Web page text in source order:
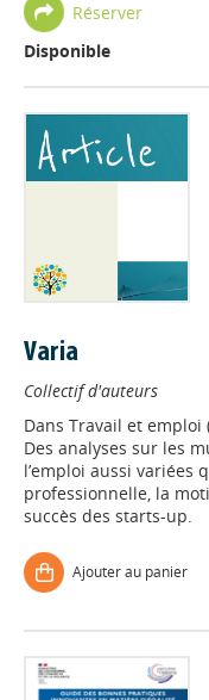
Réserver
Disponible
Varia
Collectif d'auteurs
Dans Travail et emploi
Des analyses sur les
l’emploi aussi
professionnelle, la
succès des starts-up.
Ajouter au panier